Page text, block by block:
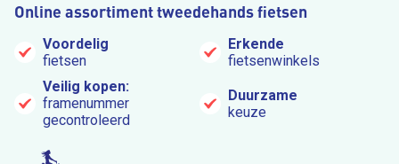
Online assortiment tweedehands fietsen
Voordelig
fietsen
Erkende
fietsenwinkels
Veilig kopen:
framenummer
gecontroleerd
Duurzame
keuze